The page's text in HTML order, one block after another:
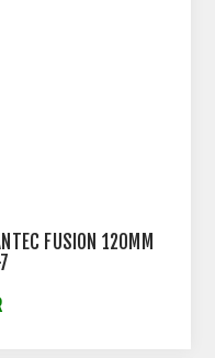
FUSION 120MM